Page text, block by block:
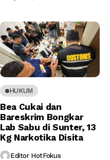
HUKUM
Bea Cukai dan
Bareskrim Bongkar
Lab Sabu di Sunter, 13
Kg Narkotika Disita
Editor HotFokus